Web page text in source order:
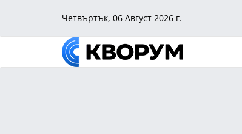
Четвъртък, 06 Август 2026 г.